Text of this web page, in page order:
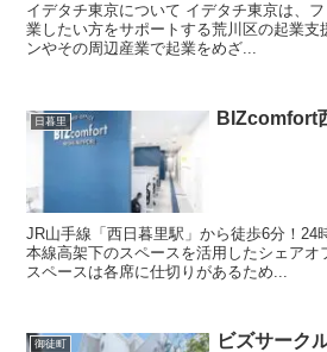
イデタチ東京について イデタチ東京は、
業したい方をサポートする荒川区の起業支
ンやその周辺産業で起業をめざ...
日暮里 BIZcomfort
JR山手線「西日暮里駅」から徒歩6分！24
本線高架下のスペースを活用したシェアオ
スペースは各席に仕切りがあるため...
御徒町 ビズサーク